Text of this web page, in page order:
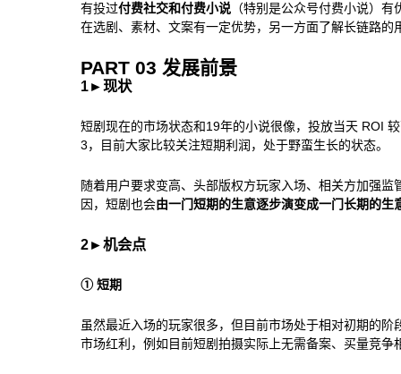
有投过付费社交和付费小说 （特别是公众号付费小说）
在选剧、素材、文案有一定优势，另一方面了解长链路的
PART 03 发展前景
1►现状
短剧现在的市场状态和19年的小说很像，投放当天 ROI
3，目前大家比较关注短期利润，处于野蛮生长的状态。
随着用户要求变高、头部版权方玩家入场、相关方加强
因，短剧也会由一门短期的生意逐步演变成一门长期的生
2►机会点
① 短期
虽然最近入场的玩家很多，但目前市场处于相对初期的
市场红利，例如目前短剧拍摄实际上无需备案、买量竞争